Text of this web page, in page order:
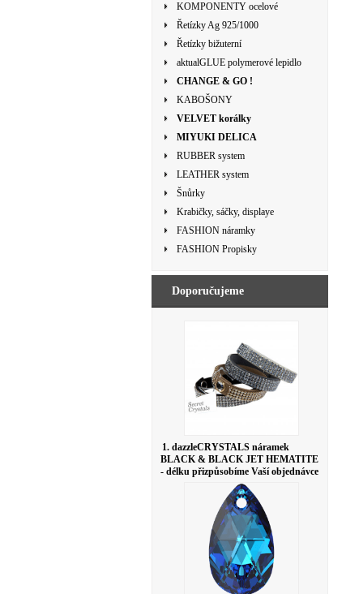
KOMPONENTY ocelové
Řetízky Ag 925/1000
Řetízky bižuterní
aktualGLUE polymerové lepidlo
CHANGE & GO !
KABOŠONY
VELVET korálky
MIYUKI DELICA
RUBBER system
LEATHER system
Šnůrky
Krabičky, sáčky, displaye
FASHION náramky
FASHION Propisky
Doporučujeme
1. dazzleCRYSTALS náramek
BLACK & BLACK JET HEMATITE
- délku přizpůsobíme Vaší objednávce